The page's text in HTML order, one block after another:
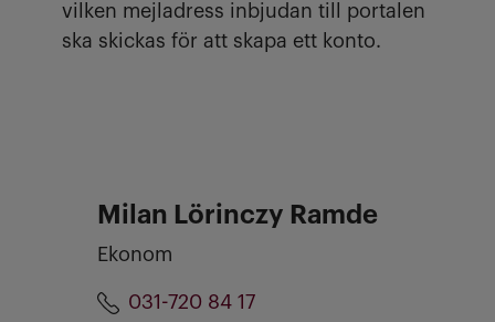
vilken mejladress inbjudan till portalen
ska skickas för att skapa ett konto.
Milan Lörinczy Ramde
Ekonom
031-720 84 17